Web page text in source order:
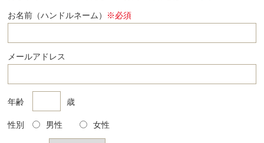
お名前（ハンドルネーム） ※必須
メールアドレス
年齢 歳
性別 男性 女性